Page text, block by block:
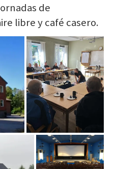
de
libre y café casero.